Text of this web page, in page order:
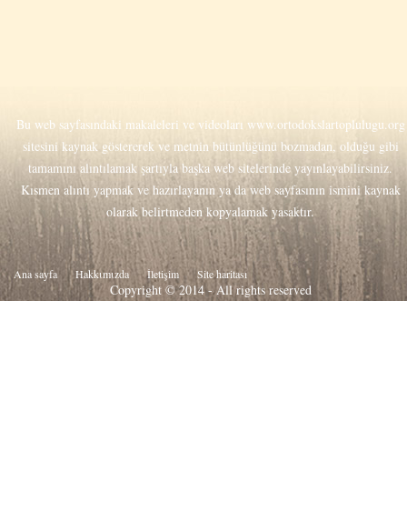
Bu web sayfasındaki makaleleri ve videoları www.ortodokslartoplulugu.org
sitesini kaynak göstererek ve metnin bütünlüğünü bozmadan, olduğu gibi
tamamını alıntılamak şartıyla başka web sitelerinde yayınlayabilirsiniz.
Kısmen alıntı yapmak ve hazırlayanın ya da web sayfasının ismini kaynak
olarak belirtmeden kopyalamak yasaktır.
Ana sayfa Hakkιmιzda İletişim Site haritası
Copyright © 2014 - All rights reserved